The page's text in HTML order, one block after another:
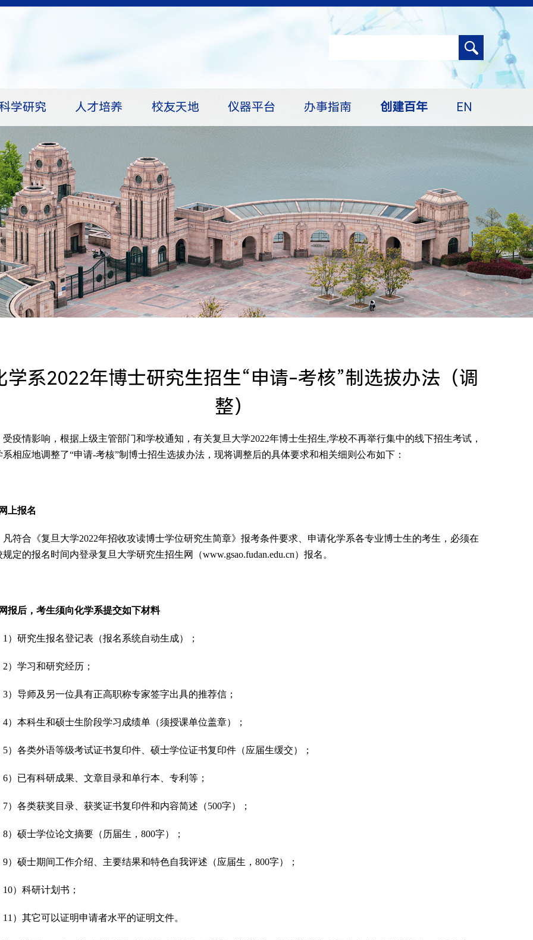
学研究 人才培养 校友天地 仪器平台 办事指南 创建百年 EN
学系2022年博士研究生招生“申请-考核”制选拔办法（调
整）
受疫情影响，根据上级主管部门和学校通知，有关复旦大学2022年博士生招生,学校不再举行集中的线下招生考试，
系相应地调整了“申请-考核”制博士招生选拔办法，现将调整后的具体要求和相关细则公布如下：
上报名
凡符合《复旦大学2022年招收攻读博士学位研究生简章》报考条件要求、申请化学系各专业博士生的考生，必须在
规定的报名时间内登录复旦大学研究生招生网（www.gsao.fudan.edu.cn）报名。
报后，考生须向化学系提交如下材料
1 ）研究生报名登记表（报名系统自动生成）；
2）学习和研究经历；
3）导师及另一位具有正高职称专家签字出具的推荐信；
4）本科生和硕士生阶段学习成绩单（须授课单位盖章）；
5）各类外语等级考试证书复印件、硕士学位证书复印件（应届生缓交）；
6）已有科研成果、文章目录和单行本、专利等；
7）各类获奖目录、获奖证书复印件和内容简述（500字）；
8）硕士学位论文摘要（历届生， 800字）；
9）硕士期间工作介绍、主要结果和特色自我评述（应届生， 800字）；
10）科研计划书；
11 ）其它可以证明申请者水平的证明文件。